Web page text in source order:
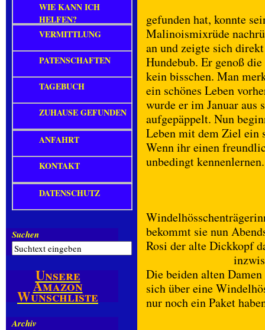
gefunden hat, konnte
Malinoismixrüde
an und zeigte sich
Hundebub. Er genoß
kein bisschen. Man
ein schönes Leben
wurde er im Januar aus
aufgepäppelt. Nun
Leben mit dem Ziel ein
Wenn ihr einen
unbedingt kennenlernen.
bekommt sie nun
Rosi der alte Dickkopf
Die beiden alten
sich über eine
nur noch ein Paket
WIE KANN ICH
HELFEN?
VERMITTLUNG
PATENSCHAFTEN
TAGEBUCH
ZUHAUSE GEFUNDEN
ANFAHRT
KONTAKT
DATENSCHUTZ
Suchen
Unsere
Amazon
Wunschliste
Archiv